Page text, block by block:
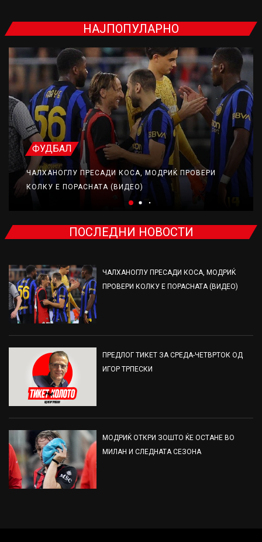
НАЈПОПУЛАРНО
ФУДБАЛ
ЧАЛХАНОГЛУ ПРЕСАДИ КОСА, МОДРИЌ ПРОВЕРИ
КОЛКУ Е ПОРАСНАТА (ВИДЕО)
ПОСЛЕДНИ НОВОСТИ
ЧАЛХАНОГЛУ ПРЕСАДИ КОСА, МОДРИЌ
ПРОВЕРИ КОЛКУ Е ПОРАСНАТА (ВИДЕО)
ПРЕДЛОГ ТИКЕТ ЗА СРЕДА-ЧЕТВРТОК ОД
ИГОР ТРПЕСКИ
МОДРИЌ ОТКРИ ЗОШТО ЌЕ ОСТАНЕ ВО
МИЛАН И СЛЕДНАТА СЕЗОНА